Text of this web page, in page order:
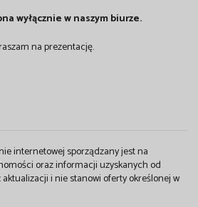
wyłącznie w naszym biurze.
na prezentację.
internetowej sporządzany jest na
oraz informacji uzyskanych od
i nie stanowi oferty określonej w